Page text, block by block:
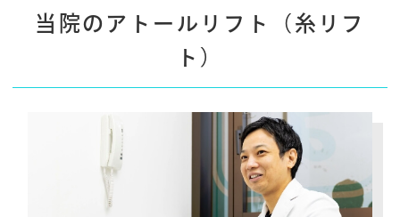
当院のアトールリフト（糸リフ
ト）